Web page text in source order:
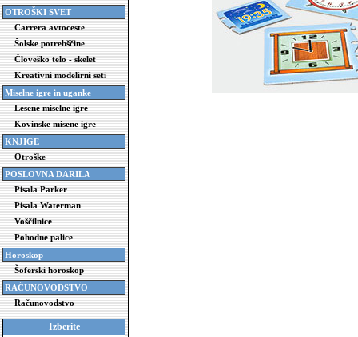
OTROŠKI SVET
Carrera avtoceste
Šolske potrebščine
Človeško telo - skelet
Kreativni modelirni seti
Miselne igre in uganke
Lesene miselne igre
Kovinske misene igre
KNJIGE
Otroške
POSLOVNA DARILA
Pisala Parker
Pisala Waterman
Voščilnice
Pohodne palice
Horoskop
Šoferski horoskop
RAČUNOVODSTVO
Računovodstvo
Izberite